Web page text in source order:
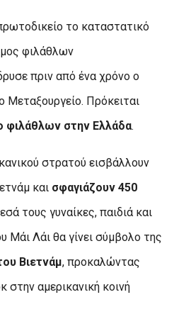
το καταστατικό
φιλάθλων
πριν από ένα χρόνο ο
Πρόκειται
στην Ελλάδα.
στρατού εισβάλλουν
και σφαγιάζουν 450
τους γυναίκες, παιδιά και
Μάι Λάι θα γίνει σύμβολο της
Βιετνάμ, προκαλώντας
στην αμερικανική κοινή